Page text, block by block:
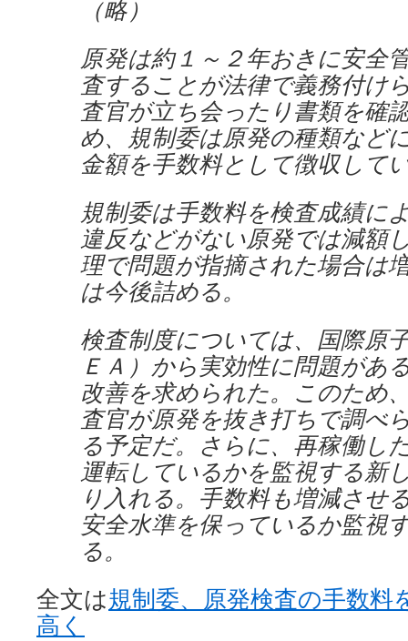
（略）
原発は約１～２年おきに安全
査することが法律で義務付け
査官が立ち会ったり書類を確
め、規制委は原発の種類など
金額を手数料として徴収して
規制委は手数料を検査成績に
違反などがない原発では減額
理で問題が指摘された場合は
は今後詰める。
検査制度については、国際原
ＥＡ）から実効性に問題があ
改善を求められた。このため
査官が原発を抜き打ちで調べ
る予定だ。さらに、再稼働し
運転しているかを監視する新
り入れる。手数料も増減させ
安全水準を保っているか監視
る。
全文は規制委、原発検査の手数
高く